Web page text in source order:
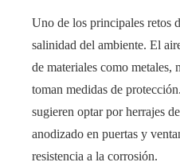
Uno de los principales retos
salinidad del ambiente. El
de materiales como metales,
toman medidas de
sugieren optar por herrajes
anodizado en puertas y
resistencia a la corrosión.